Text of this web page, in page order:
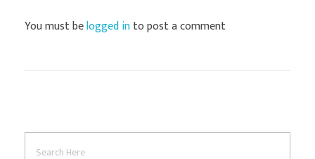
You must belogged into post a comment